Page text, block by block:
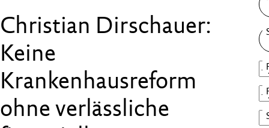
Christian Dirschauer:
Keine
Krankenhausreform
ohne verlässliche